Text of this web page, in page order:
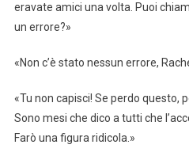
eravate amici una volta. Puoi
un errore?»
«Non c’è stato nessun errore,
«Tu non capisci! Se perdo questo,
Sono mesi che dico a tutti che
Farò una figura ridicola.»